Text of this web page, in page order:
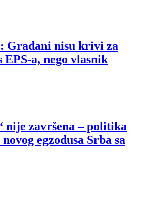
Građani nisu krivi za
a, nego vlasnik
nije završena – politika
egzodusa Srba sa